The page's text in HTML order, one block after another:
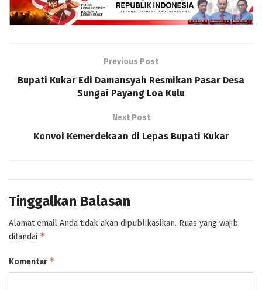
Previous Post
Bupati Kukar Edi Damansyah Resmikan Pasar Desa
Sungai Payang Loa Kulu
Next Post
Konvoi Kemerdekaan di Lepas Bupati Kukar
Tinggalkan Balasan
Alamat email Anda tidak akan dipublikasikan. Ruas yang wajib
ditandai *
Komentar *